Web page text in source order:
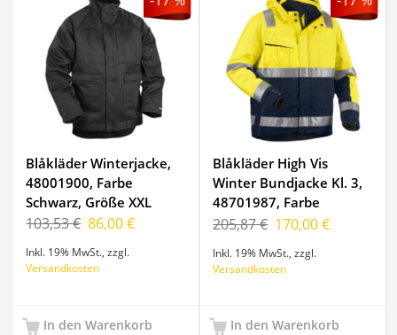
Blåkläder Winterjacke,
48001900, Farbe
Schwarz, Größe XXL
103,53 € 86,00 €
Inkl. 19% MwSt. ,zzgl.
Versandkosten
In den Warenkorb
Blåkläder High Vis
Winter Bundjacke Kl. 3,
48701987, Farbe
Gelb/Marineblau, Größe
205,87 € 170,00 €
Inkl. 19% MwSt.,zzgl.
Versandkosten
In den Warenkorb